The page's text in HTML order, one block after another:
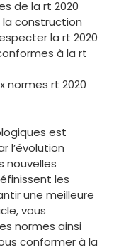
de la rt 2020
la construction
la rt 2020
à la rt
normes rt 2020
est
l’évolution
nouvelles
les
une meilleure
vous
normes ainsi
conformer à la